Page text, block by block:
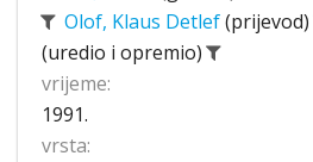
Olof, Klaus Detlef(prijevod)
(uredio i opremio)
vrijeme:
1991.
vrsta: